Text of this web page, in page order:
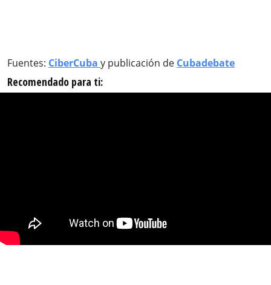
Fuentes: CiberCuba y publicación de Cubadebate
Recomendado para ti: